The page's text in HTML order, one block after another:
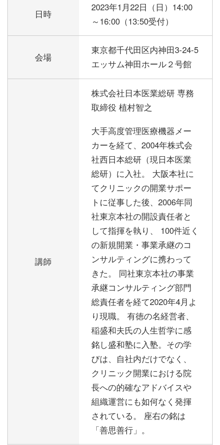
日時
2023年1月22日（日） 14:00
～16:00（13:50受付）
会場
東京都千代田区内神田3-24-5
エッサム神田ホール２号館
講師
株式会社日本医業総研 専務
取締役 植村智之
大手高度管理医療機器メー
カーを経て、2004年株式会
社西日本総研（現日本医業
総研）に入社。 大阪本社に
てクリニックの開業サポー
トに従事した後、2006年同
社東京本社の開設責任者と
して指揮を執り、 100件近く
の新規開業・事業承継のコ
ンサルティングに携わって
きた。 同社東京本社の事業
承継コンサルティング部門
総責任者を経て2020年4月よ
り現職。 有徳の名経営者、
稲盛和夫氏の人生哲学に感
銘し盛和塾に入塾。その学
びは、自社内だけでなく、
クリニック開業における院
長への的確なアドバイスや
組織運営にも如何なく発揮
されている。 座右の銘は
「善思善行」。